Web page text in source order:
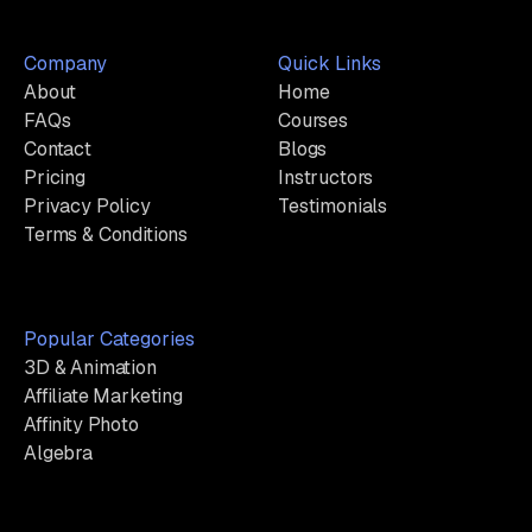
Company
About
FAQs
Contact
Pricing
Privacy Policy
Terms & Conditions
Quick Links
Home
Courses
Blogs
Instructors
Testimonials
Popular Categories
3D & Animation
Affiliate Marketing
Affinity Photo
Algebra